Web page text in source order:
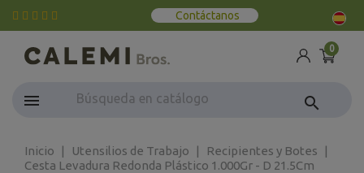
Contáctanos
0
search
Inicio Utensilios de Trabajo
Recipientes y Botes
Cesta Levadura Redonda Plástico 1.000Gr - D 21.5Cm